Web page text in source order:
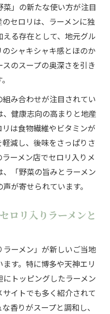
」の新たな使い方が注目
セロリは、ラーメンに独
る存在として、地元グル
シャキシャキ感とほのか
のスープの奥深さを引き
み合わせが注目されてい
健康志向の高まりと地産
は食物繊維やビタミンが
減し、後味をさっぱりさ
ーメン店でセロリ入りメ
「野菜の旨みとラーメン
が寄せられています。
ロリ入りラーメンと
ーメン」が新しいご当地
す。特に博多や天神エリ
トッピングしたラーメン
イトでも多く紹介されて
香りがスープと調和し、